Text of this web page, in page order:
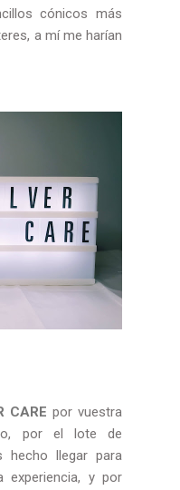
cónicos más
a mí me harían
CARE por vuestra
por el lote de
hecho llegar para
experiencia, y por